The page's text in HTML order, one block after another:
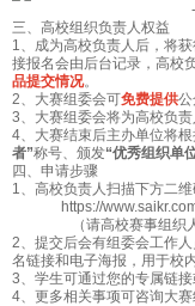
三、高校组织负责人权益
1、成为高校负责人后，将
接报名会由后台记录，高校
品提交情况。
2、大赛组委会可免费提供公
3、大赛组委会将为高校负责
4、大赛结束后主办单位将
者”称号、颁发“优秀组织单
四、申请步骤
1、高校负责人扫描下方二
https://
（请高校赛事组
2、提交后会有组委会工作
名链接和电子海报，用于校内
3、学生可通过您的专属链
4、更多相关事项可咨询大